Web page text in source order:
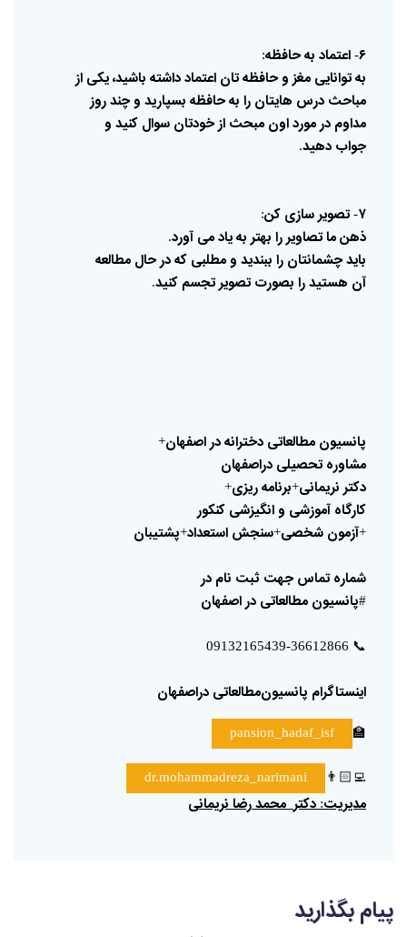
۶- اعتماد بهحافظه:
بهتوانایی مغز وحافظهتان اعتمادداشته باشید،یکی از
مباحث درس هایتان را بهحافظه بسپارید وچندروز
مداوم درمورداون مبحث ازخودتان سوال کنید و‌
جواب دهید.
۷- تصویرسازی کن:
ذهنماتصاویررا بهتر بهیادمی آورد.
بایدچشمانتان را ببندید ومطلبی کهدرحال مطالعه
آن هستیدرا بصورت تصویرتجسم کنید.
پانسیون مطالعاتی دخترانهدراصفهان+
مشاوره تحصیلی دراصفهان
دکتر نریمانی+برنامهریزی+
کارگاه آموزشی وانگیزشی کنکور
+آزمون شخصی+سنجش استعداد+پشتیبان
شماره تماس جهت ثبت نام در
#پانسیون مطالعاتی دراصفهان
📞
اینستاگرام پانسیون‌مطالعاتی دراصفهان
🏫
pansion_hadaf_isf
👨🏻‍💻
dr.mohammadreza_narimani
مدیریت: دکتر محمدرضانریمانی
پیام بگذارید